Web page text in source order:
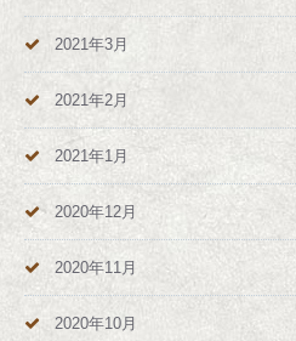
2021年3月
2021年2月
2021年1月
2020年12月
2020年11月
2020年10月